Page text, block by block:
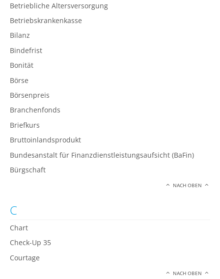
Betriebliche Altersversorgung
Betriebskrankenkasse
Bilanz
Bindefrist
Bonität
Börse
Börsenpreis
Branchenfonds
Briefkurs
Bruttoinlandsprodukt
Bundesanstalt für Finanzdienstleistungsaufsicht (BaFin)
Bürgschaft
NACH OBEN
C
Chart
Check-Up 35
Courtage
NACH OBEN